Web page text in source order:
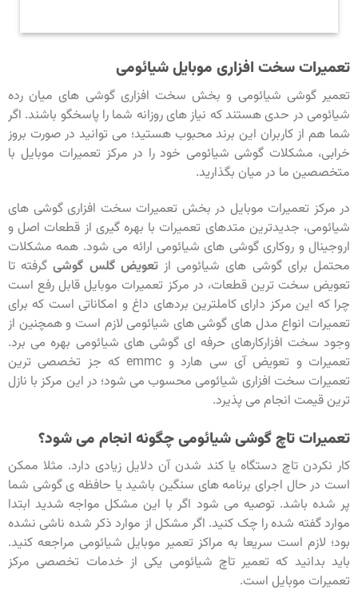
تعمیرات سخت افزاری موبایل شیائومی
تعمیر گوشی شیائومی و بخش سخت افزاری گوشی های میان رده
شیائومی در حدی هستند که نیاز های روزانه شما را پاسخگو باشند. اگر
شما هم از کاربران این برند محبوب هستید؛ می توانید در صورت بروز
خرابی، مشکلات گوشی شیائومی خود را در مرکز تعمیرات موبایل با
متخصصین ما در میان بگذارید.
در مرکز تعمیرات موبایل در بخش تعمیرات سخت افزاری گوشی های
شیائومی، جدیدترین متدهای تعمیرات با بهره گیری از قطعات اصل و
اروجینال و روکاری گوشی های شیائومی ارائه می شود. همه مشکلات
محتمل برای گوشی های شیائومی ازتعویض گلس گوشیگرفته تا
تعویض سخت ترین قطعات، در مرکز تعمیرات موبایل قابل رفع است
چرا که این مرکز دارای کاملترین بردهای داغ و امکاناتی است که برای
تعمیرات انواع مدل های گوشی های شیائومی لازم است و همچنین از
وجود سخت افزارکارهای حرفه ای گوشی های شیائومی بهره می برد.
تعمیرات و تعویض آی سی هارد و emmc که جز تخصصی ترین
تعمیرات سخت افزاری شیائومی محسوب می شود؛ در این مرکز با نازل
ترین قیمت انجام می پذیرد.
تعمیرات تاچ گوشی شیائومی چگونه انجام می شود؟
کار نکردن تاچ دستگاه یا کند شدن آن دلایل زیادی دارد. مثلا ممکن
است در حال اجرای برنامه های سنگین باشید یا حافظه ی گوشی شما
پر شده باشد. توصیه می شود اگر با این مشکل مواجه شدید ابتدا
موارد گفته شده را چک کنید. اگر مشکل از موارد ذکر شده ناشی نشده
بود؛ لازم است سریعا به مراکز تعمیر موبایل شیائومی مراجعه کنید.
باید بدانید که تعمیر تاچ شیائومی یکی از خدمات تخصصی مرکز
تعمیرات موبایل است.